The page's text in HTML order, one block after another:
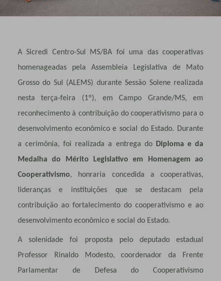
A Sicredi Centro-Sul MS/BA foi uma das cooperativas
homenageadas pela Assembleia Legislativa de Mato
Grosso do Sul (ALEMS) durante Sessão Solene realizada
nesta terça-feira (1º), em Campo Grande/MS, em
reconhecimento à contribuição do cooperativismo para o
desenvolvimento econômico e social do Estado. Durante
a cerimônia, foi realizada a entrega do
Diploma e da
Medalha do Mérito Legislativo em Homenagem ao
Cooperativismo, honraria concedida a cooperativas,
lideranças e instituições que se destacam pela
contribuição ao fortalecimento do cooperativismo e ao
desenvolvimento econômico e social do Estado.
A solenidade foi proposta pelo deputado estadual
Professor Rinaldo Modesto, coordenador da Frente
Parlamentar de Defesa do Cooperativismo